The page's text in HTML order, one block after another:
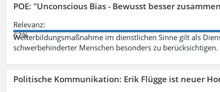
POE: "Unconscious Bias - Bewusst besser
Relevanz:
62%
Weiterbildungsmaßnahme im dienstlichen Sinne gilt als
schwerbehinderter Menschen besonders zu berücksichtigen.
Politische Kommunikation: Erik Flügge ist neuer